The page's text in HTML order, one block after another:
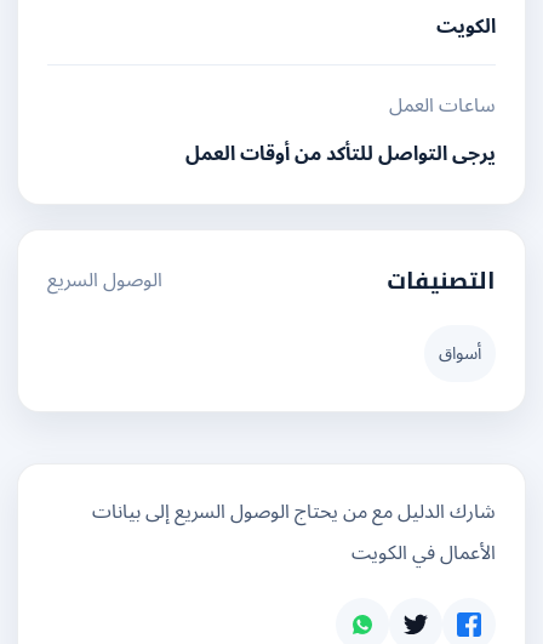
الكويت
ساعات العمل
يرجى التواصل للتأكد من أوقات العمل
التصنيفات الوصول السريع
شارك الدليل مع من يحتاج الوصول السريع إلى بيانات
الأعمال في الكويت